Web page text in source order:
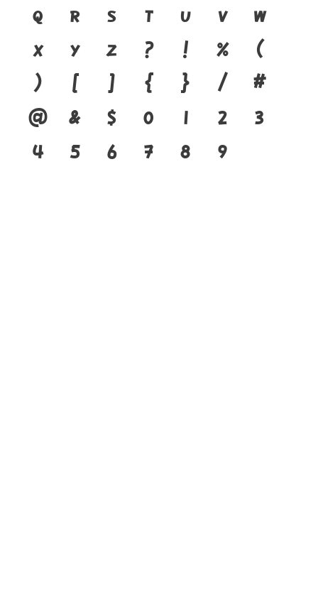
q
r s t u v
w
x
y z ? ! %
(
)
[ ] { } /
#
@
& $ 0 1 2
3
4
5 6 7 8 9